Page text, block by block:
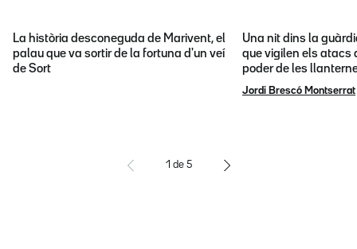
La història desconeguda de Marivent, el
palau que va sortir de la fortuna d'un veí
de Sort
Una nit dins la
que vigilen els atacs
poder de les
Jordi Brescó Montserrat
1 de 5